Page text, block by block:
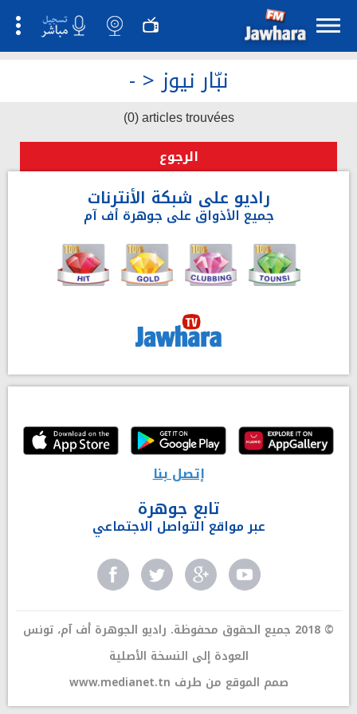
- >نبّار نيوز
(0) articles trouvées
الرجوع
راديو على شبكة الأنترنات
جميع الأذواق على جوهرة أف آم
إتصل بنا
تابع جوهرة
عبر مواقع التواصل الاجتماعي
© 2018 جميع الحقوق محفوظة. راديو الجوهرة أف آم، تونس
العودة إلى النسخة الأصلية
www.medianet.tn صمم الموقع من طرف